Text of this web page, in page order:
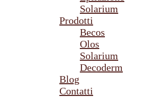
Solarium
Prodotti
Becos
Olos
Solarium
Decoderm
Blog
Contatti